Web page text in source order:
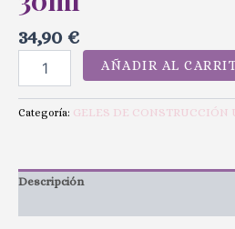
34,90 €
AÑADIR AL
Categoría: GELES DE CONSTRUCCIÓN
Descripción